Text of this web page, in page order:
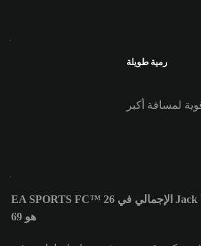
رمية طويلة
لمسافة أكبر
تقييم Jack Whatmough الإجمالي في EA SPORTS FC™ 26
هو 69